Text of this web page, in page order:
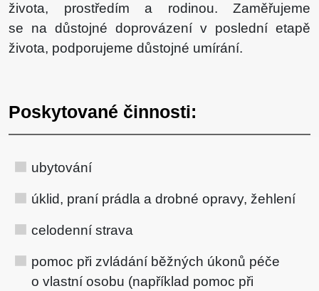
života, prostředím a rodinou. Zaměřujeme
se na důstojné doprovázení v poslední etapě
života, podporujeme důstojné umírání.
Poskytované činnosti:
ubytování
úklid, praní prádla a drobné opravy, žehlení
celodenní strava
pomoc při zvládání běžných úkonů péče
o vlastní osobu (například pomoc při